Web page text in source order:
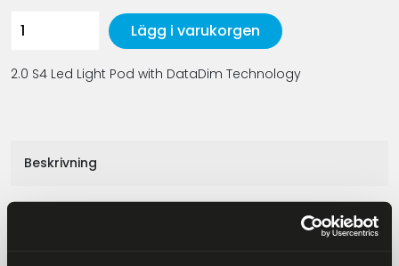
Lägg i varukorgen
2.0 S4 Led Light Pod with DataDim Technology
Beskrivning
2.0 S4 Led Light Pod with DataDim Technology